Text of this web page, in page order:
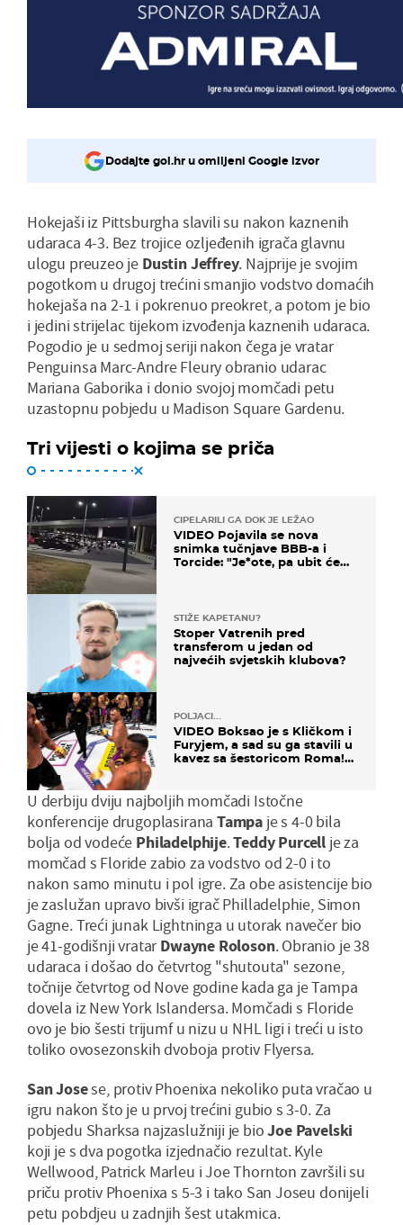
Dodajte gol.hr u omiljeni Google izvor
Hokejaši iz Pittsburgha slavili su nakon kaznenih
udaraca 4-3. Bez trojice ozljeđenih igrača glavnu
ulogu preuzeo je Dustin Jeffrey. Najprije je svojim
pogotkom u drugoj trećini smanjio vodstvo domaćih
hokejaša na 2-1 i pokrenuo preokret, a potom je bio
i jedini strijelac tijekom izvođenja kaznenih udaraca.
Pogodio je u sedmoj seriji nakon čega je vratar
Penguinsa Marc-Andre Fleury obranio udarac
Mariana Gaborika i donio svojoj momčadi petu
uzastopnu pobjedu u Madison Square Gardenu.
Tri vijesti o kojima se priča
CIPELARILI GA DOK JE LEŽAO
VIDEO Pojavila se nova
snimka tučnjave BBB-a i
Torcide: "Je*ote, pa ubit će
STIŽE KAPETANU?
Stoper Vatrenih pred
transferom u jedan od
najvećih svjetskih klubova?
POLJACI...
VIDEO Boksao je s Kličkom i
Furyjem, a sad su ga stavili u
kavez sa šestoricom Roma!
U derbiju dviju najboljih momčadi Istočne
konferencije drugoplasirana Tampa je s 4-0 bila
bolja od vodeće Philadelphije.Teddy Purcell je za
momčad s Floride zabio za vodstvo od 2-0 i to
nakon samo minutu i pol igre. Za obe asistencije bio
je zaslužan upravo bivši igrač Philladelphie, Simon
Gagne. Treći junak Lightninga u utorak navečer bio
je 41-godišnji vratarDwayne Roloson. Obranio je 38
udaraca i došao do četvrtog "shutouta" sezone,
točnije četvrtog od Nove godine kada ga je Tampa
dovela iz New York Islandersa. Momčadi s Floride
ovo je bio šesti trijumf u nizu u NHL ligi i treći u isto
toliko ovosezonskih dvoboja protiv Flyersa.
San Josese, protiv Phoenixa nekoliko puta vračao u
igru nakon što je u prvoj trećini gubio s 3-0. Za
pobjedu Sharksa najzaslužniji je bioJoe Pavelski
koji je s dva pogotka izjednačio rezultat. Kyle
Wellwood, Patrick Marleu i Joe Thornton završili su
priču protiv Phoenixa s 5-3 i tako San Joseu donijeli
petu pobdjeu u zadnjih šest utakmica.